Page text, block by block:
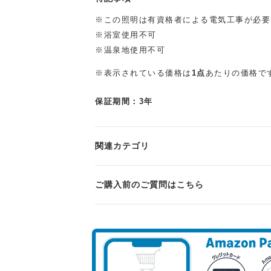
※この照明は有資格者による電気工事が必
※浴室使用不可
※温泉地使用不可
※表示されている価格は 1点あたりの価格で
保証期間：3年
関連カテゴリ
ご購入前のご質問はこちら